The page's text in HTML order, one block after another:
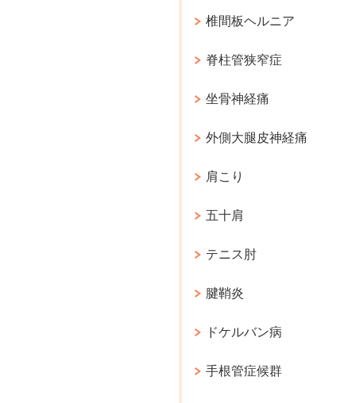
椎間板ヘルニア
脊柱管狭窄症
坐骨神経痛
外側大腿皮神経痛
肩こり
五十肩
テニス肘
腱鞘炎
ドケルバン病
手根管症候群